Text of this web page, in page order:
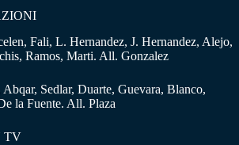
Fali, L. Hernandez, J. Hernandez, Alejo,
Ramos, Marti. All. Gonzalez
Abqar, Sedlar, Duarte, Guevara, Blanco,
la Fuente. All. Plaza
TV